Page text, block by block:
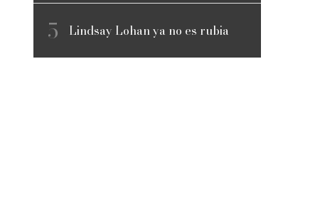
Lindsay Lohan ya no es rubia